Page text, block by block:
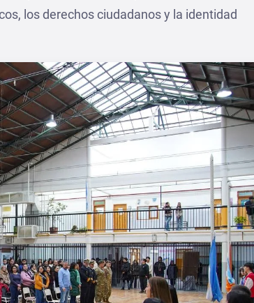
los derechos ciudadanos y la identidad